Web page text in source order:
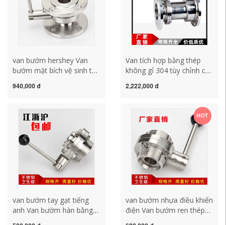
van bướm hershey Van
bướm mặt bích vệ sinh tùy
bằng tay mặt bích tuabin
DN100 50 65 van bướm
hershey van bướm
hershey
940,000 đ
Van tích hợp bằng thép
không gỉ 304 tùy chỉnh cấp
không âm tích hợp van
bướm DN40 50 65 van
bướm tín hiệu điện shinyi
bướm mặt
2,222,000 đ
van bướm tay gạt tiếng
anh Van bướm hàn bằng
HOT
van bướm nhựa điều khiển
điện Van bướm ren thép